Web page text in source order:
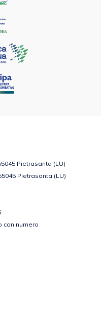
Pietrasanta (LU)
Pietrasanta (LU)
con numero